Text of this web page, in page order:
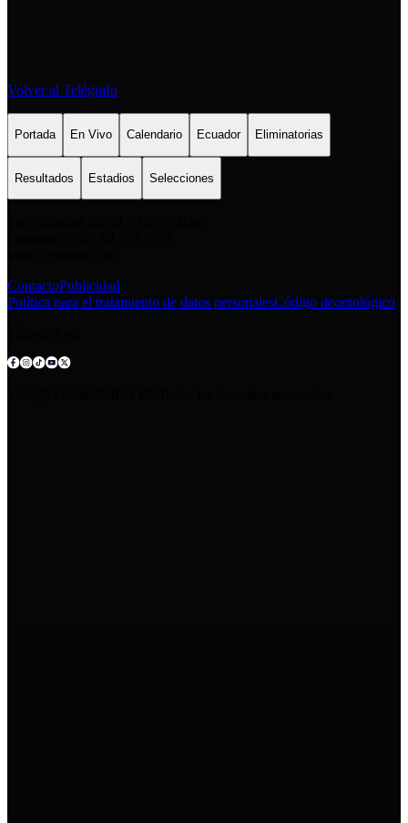
Volver al Telégrafo
Portada En Vivo Calendario Ecuador Eliminatorias
Resultados Estadios Selecciones
ContactoPublicidad
Política para el tratamiento de datos personalesCódigo deontológico